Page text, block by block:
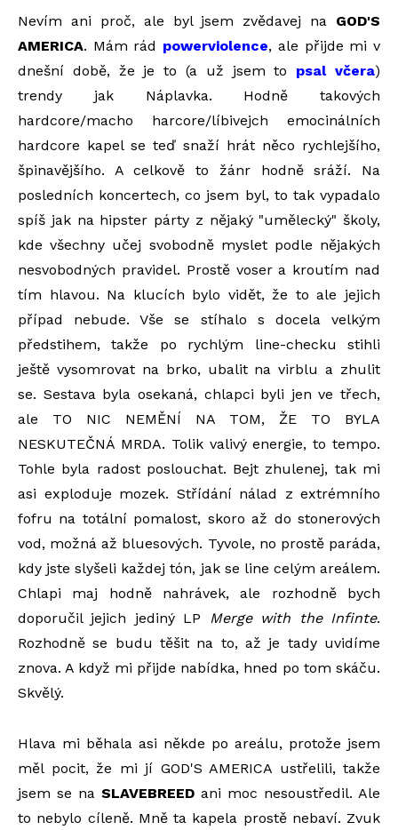
Nevím ani proč, ale byl jsem zvědavej na GOD'S
AMERICA. Mám rád powerviolence, ale přijde mi v
dnešní době, že je to (a už jsem to psal včera)
trendy jak Náplavka. Hodně takových
hardcore/macho harcore/líbivejch emocinálních
hardcore kapel se teď snaží hrát něco rychlejšího,
špinavějšího. A celkově to žánr hodně sráží. Na
posledních koncertech, co jsem byl, to tak vypadalo
spíš jak na hipster párty z nějaký "umělecký" školy,
kde všechny učej svobodně myslet podle nějakých
nesvobodných pravidel. Prostě voser a kroutím nad
tím hlavou. Na klucích bylo vidět, že to ale jejich
případ nebude. Vše se stíhalo s docela velkým
předstihem, takže po rychlým line-checku stihli
ještě vysomrovat na brko, ubalit na virblu a zhulit
se. Sestava byla osekaná, chlapci byli jen ve třech,
ale TO NIC NEMĚNÍ NA TOM, ŽE TO BYLA
NESKUTEČNÁ MRDA. Tolik valivý energie, to tempo.
Tohle byla radost poslouchat. Bejt zhulenej, tak mi
asi exploduje mozek. Střídání nálad z extrémního
fofru na totální pomalost, skoro až do stonerových
vod, možná až bluesových. Tyvole, no prostě paráda,
kdy jste slyšeli každej tón, jak se line celým areálem.
Chlapi maj hodně nahrávek, ale rozhodně bych
doporučil jejich jediný LP Merge with the Infinte.
Rozhodně se budu těšit na to, až je tady uvidíme
znova. A když mi přijde nabídka, hned po tom skáču.
Skvělý.
Hlava mi běhala asi někde po areálu, protože jsem
měl pocit, že mi jí GOD'S AMERICA ustřelili, takže
jsem se na SLAVEBREED ani moc nesoustředil. Ale
to nebylo cíleně. Mně ta kapela prostě nebaví. Zvuk